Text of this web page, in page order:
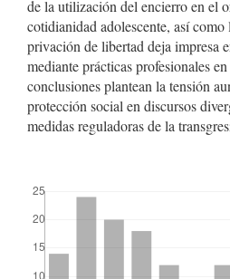
de la utilización del encierro en el
cotidianidad adolescente, así como
privación de libertad deja impresa
mediante prácticas profesionales
conclusiones plantean la tensión
protección social en discursos
medidas reguladoras de la